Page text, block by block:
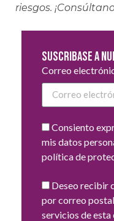
riesgos.
Suscribase a
Correo
Consiento
mis datos
política de
Deseo recibir
por correo
servicios de